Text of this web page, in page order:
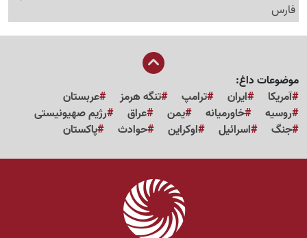
فارس
موضوعات داغ:
آمریکا
ایران ترامپ تنگه هرمز
عربستان
روسیه
خاورمیانه یمن عراق
رژیم صهیونیستی
جنگ
اسرائیل اوکراین حوادث پاکستان